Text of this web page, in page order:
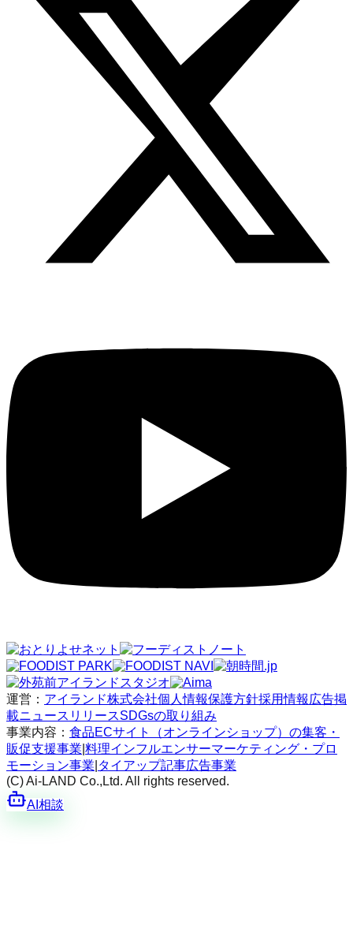
運営： アイランド株式会社個人情報保護方針採用情報広告掲
載ニュースリリースSDGsの取り組み
事業内容： 食品ECサイト（オンラインショップ）の集客・
販促支援事業 料理インフルエンサーマーケティング・プロ
モーション事業 タイアップ記事広告事業
(C) Ai-LAND Co.,Ltd. All rights reserved.
AI相談